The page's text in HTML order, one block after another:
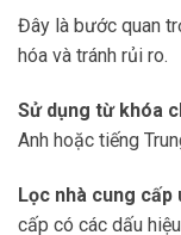
Đây là bước quan
hóa và tránh rủi ro.
Sử dụng từ khóa
Anh hoặc tiếng
Lọc nhà cung cấp
cấp có các dấu